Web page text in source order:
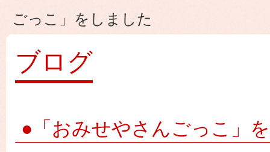
稚
ごっこ」をしました
ブログ
●「おみせやさんごっこ」